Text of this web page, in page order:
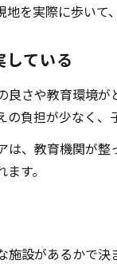
地を実際に歩い
ている
良さや教育環境
の負担が少なく
は、教育機関が
す。
施設があるかで